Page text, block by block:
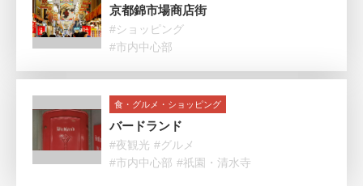
京都錦市場商店街
#ショッピング
#市内中心部
食・グルメ・ショッピング
バードランド
#夜観光 #グルメ
#市内中心部 #祇園・清水寺